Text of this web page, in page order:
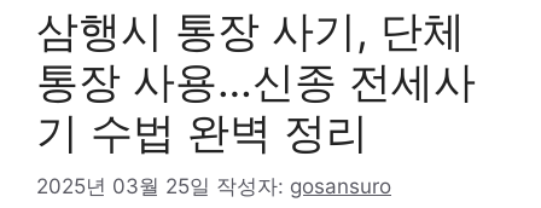
삼행시 통장 사기, 단체
통장 사용…신종 전세사
기 수법 완벽 정리
2025년 03월 25일 작성자: gosansuro